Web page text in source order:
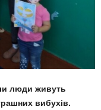
люди живуть
вибухів.